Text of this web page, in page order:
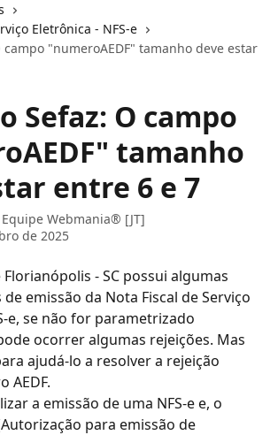
Eletrônica - NFS-e
campo "numeroAEDF" tamanho deve estar
Sefaz: O campo
tamanho
entre 6 e 7
Equipe Webmania® [JT]
de 2025
- SC possui algumas
emissão da Nota Fiscal de Serviço
e, se não for parametrizado
ocorrer algumas rejeições. Mas
ajudá-lo a resolver a rejeição
AEDF.
a emissão de uma NFS-e e, o
para emissão de